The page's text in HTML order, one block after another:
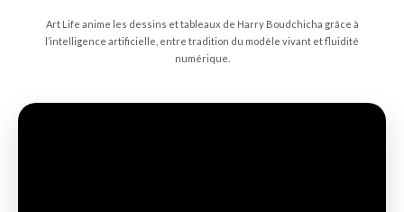
Art Life anime les dessins et tableaux de Harry Boudchicha grâce à
l’intelligence artificielle, entre tradition du modèle vivant et fluidité
numérique.